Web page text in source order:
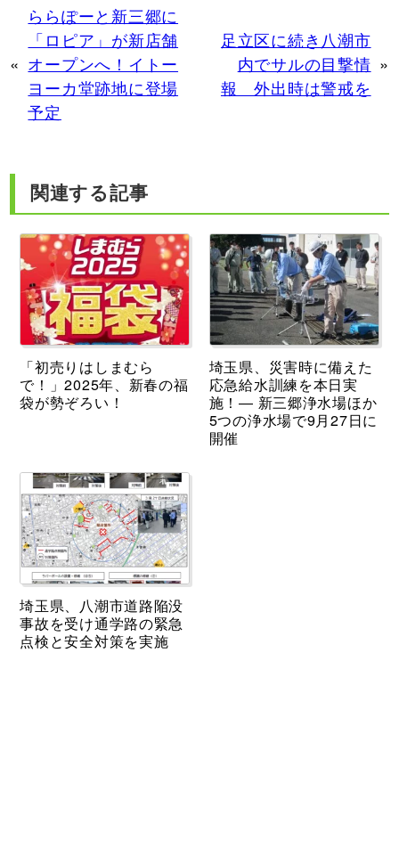
«
ららぽーと新三郷に
「ロピア」が新店舗
オープンへ！イトー
ヨーカ堂跡地に登場
予定
足立区に続き八潮市
内でサルの目撃情
報 外出時は警戒を
»
関連する記事
「初売りはしまむら
で！」2025年、新春の福
袋が勢ぞろい！
埼玉県、災害時に備えた
応急給水訓練を本日実
施！― 新三郷浄水場ほか
5つの浄水場で9月27日に
開催
埼玉県、八潮市道路陥没
事故を受け通学路の緊急
点検と安全対策を実施